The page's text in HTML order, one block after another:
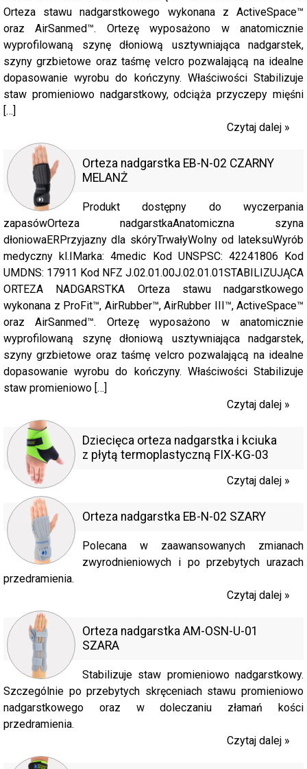
Orteza stawu nadgarstkowego wykonana z ActiveSpace™
oraz AirSanmed™. Ortezę wyposażono w anatomicznie
wyprofilowaną szynę dłoniową usztywniająca nadgarstek,
szyny grzbietowe oraz taśmę velcro pozwalającą na idealne
dopasowanie wyrobu do kończyny. Właściwości Stabilizuje
staw promieniowo nadgarstkowy, odciąża przyczepy mięśni
[…]
Czytaj dalej »
Orteza nadgarstka EB-N-02 CZARNY
MELANŻ
Produkt dostępny do wyczerpania
zapasówOrteza nadgarstkaAnatomiczna szyna
dłoniowaERPrzyjazny dla skóryTrwałyWolny od lateksuWyrób
medyczny kl.IMarka: 4medic Kod UNSPSC: 42241806 Kod
UMDNS: 17911 Kod NFZ J.02.01.00J.02.01.01STABILIZUJĄCA
ORTEZA NADGARSTKA Orteza stawu nadgarstkowego
wykonana z ProFit™, AirRubber™, AirRubber III™, ActiveSpace™
oraz AirSanmed™. Ortezę wyposażono w anatomicznie
wyprofilowaną szynę dłoniową usztywniająca nadgarstek,
szyny grzbietowe oraz taśmę velcro pozwalającą na idealne
dopasowanie wyrobu do kończyny. Właściwości Stabilizuje
staw promieniowo […]
Czytaj dalej »
Dziecięca orteza nadgarstka i kciuka
z płytą termoplastyczną FIX-KG-03
Czytaj dalej »
Orteza nadgarstka EB-N-02 SZARY
Polecana w zaawansowanych zmianach
zwyrodnieniowych i po przebytych urazach
przedramienia.
Czytaj dalej »
Orteza nadgarstka AM-OSN-U-01
SZARA
Stabilizuje staw promieniowo nadgarstkowy.
Szczególnie po przebytych skręceniach stawu promieniowo
nadgarstkowego oraz w doleczaniu złamań kości
przedramienia.
Czytaj dalej »